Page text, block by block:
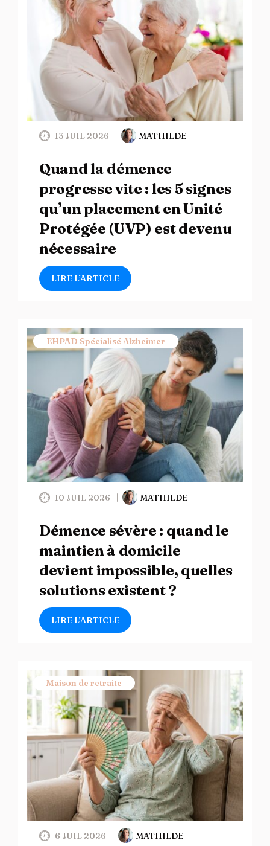
13 JUIL 2026 MATHILDE
Quand la démence
progresse vite : les 5 signes
qu’un placement en Unité
Protégée (UVP) est devenu
nécessaire
LIRE L’ARTICLE
EHPAD Spécialisé Alzheimer
10 JUIL 2026 MATHILDE
Démence sévère : quand le
maintien à domicile
devient impossible, quelles
solutions existent ?
LIRE L’ARTICLE
Maison de retraite
6 JUIL 2026 MATHILDE